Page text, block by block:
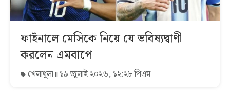
ফাইনালে মেসিকে নিয়ে যে ভবিষ্যদ্বাণী
করলেন এমবাপে
খেলাধুলা ১৯ জুলাই ২০২৬, ১২:২৮ পিএম